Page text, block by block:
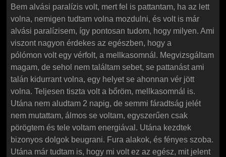
Bem alvási paralízis volt, mert fel is pattantam, ha az lett
volna, nemigen tudtam volna mozdulni, és volt is már
alvási paralízisem, így pontosan tudom, hogy milyen. Ami
viszont nagyon érdekes az egészben, hogy a
pólómon volt egy vérfolt, a mellkasomnál. Megvizsgáltam
magam, de sehol nem találtam sebet, se pattanást ami
talán kidurrant volna, egy helyet se ahonnan vér jött
volna. Teljesen tiszta volt a bőröm, mellkasomnál is.
Utána nem aludtam 2 napig, de semmi fáradtság jelét
nem mutattam, álmos se voltam, egyszerűen csak
pörögtem és tele voltam energiával. Utána kezdtek
bizonyos dolgok beugrani. Fura alakok, és fényes szoba.
Utána már tudtam is, hogy mi volt ez az egész, mit jelent